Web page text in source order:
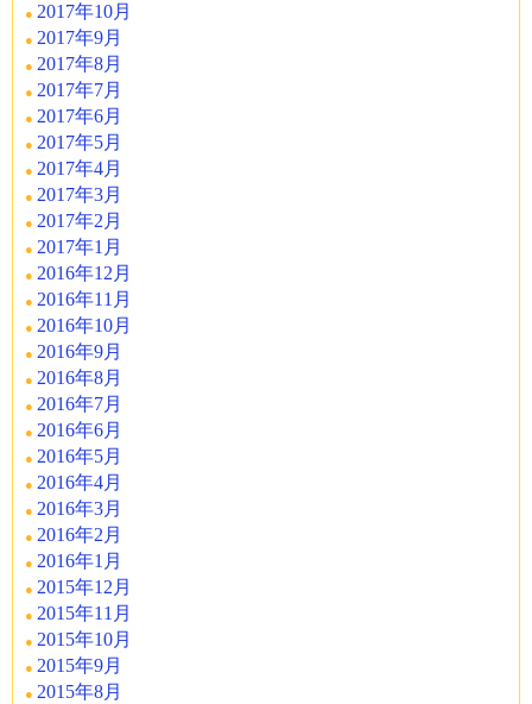
2017年10月
2017年9月
2017年8月
2017年7月
2017年6月
2017年5月
2017年4月
2017年3月
2017年2月
2017年1月
2016年12月
2016年11月
2016年10月
2016年9月
2016年8月
2016年7月
2016年6月
2016年5月
2016年4月
2016年3月
2016年2月
2016年1月
2015年12月
2015年11月
2015年10月
2015年9月
2015年8月